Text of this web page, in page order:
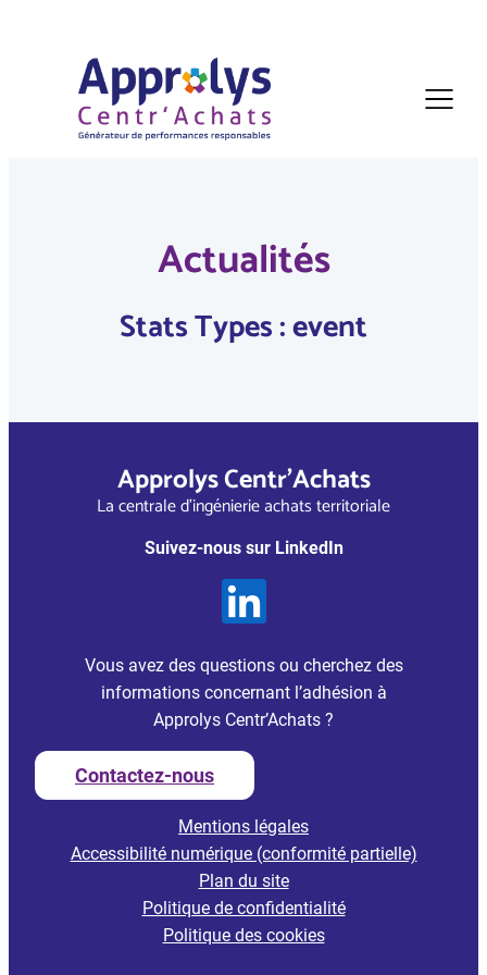
Actualités
Stats Types :event
Approlys Centr’Achats
La centrale d’ingénierie achats territoriale
Suivez-nous sur LinkedIn
Vous avez des questions ou cherchez des
informations concernant l’adhésion à
Approlys Centr’Achats ?
Contactez-nous
Mentions légales
Accessibilité numérique (conformité partielle)
Plan du site
Politique de confidentialité
Politique des cookies